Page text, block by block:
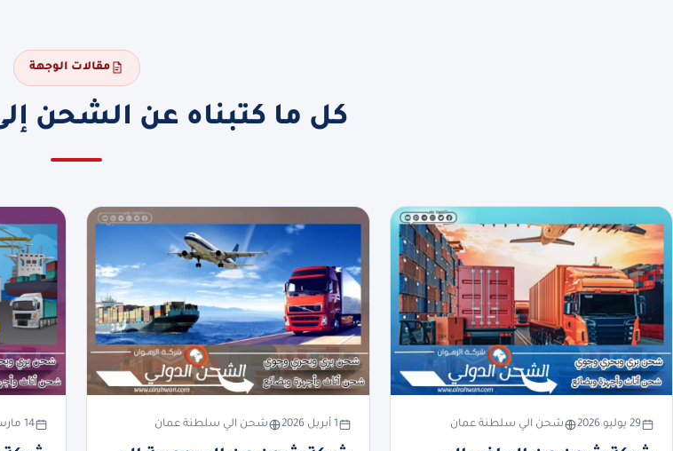
مقالات الوجهة
كل ما كتبناه عن الشحن
29 يوليو 2026 شحن الي سلطنة عمان 1 أبريل 2026 شحن الي سلطنة عمان 14 مارس 2026